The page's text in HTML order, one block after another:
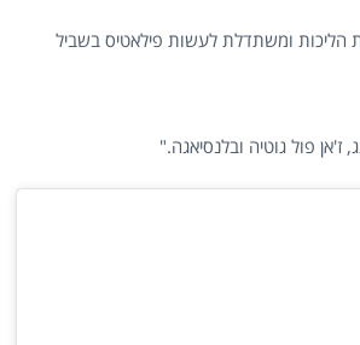
הליכות ומשתדלת לעשות פילאטיס בשביל
ז'אן פול גוטיה ובלנסיאגה."